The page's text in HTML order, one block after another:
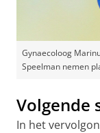
Gynaecoloog
Speelman nemen
Volgende
In het